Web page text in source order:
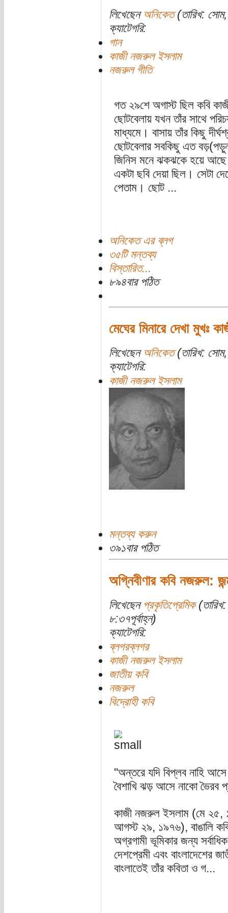
লিখেছেন অনিকেত(তারিখ:
ক্যাটেগরি:
গান
কাজী নজরুল ইসলাম
নজরুল গীতি
গত ২৯শে অগাস্ট ছিল কবি
ছোটবেলায় যখন তাঁর সাথে
মাধ্যমে। বাসায় তাঁর কিছু
ছোটবেলার সবকিছু এত
জিনিস মনে ঝকঝকে হয়ে
একটা ছবি দেয়া ছিল। সেটা
পেতাম। ছোট ...
অনিকেত এর ব্লগ
৩৫টি মন্তব্য
বিস্তারিত...
৮৯৪বার পঠিত
মেঘের মিনারে দেখা মুখঃ
লিখেছেন অনিকেত(তারিখ:
ক্যাটেগরি:
কাজী নজরুল ইসলাম
মন্তব্য করুন
৩৯১বার পঠিত
অগ্নিবীণার কবি নজরুল:
লিখেছেন প্রকৃতিপ্রেমিক
৮:৩৭পূর্বাহ্ন)
ক্যাটেগরি:
ব্লগরব্লগর
কাজী নজরুল ইসলাম
জাতীয় কবি
নজরুল
বিদ্রোহী কবি
"অন্তরে যদি বিপ্লব নাহি আসে
বৈশাখি ঝড় আসে নাকো ভৈরব
কাজী নজরুল ইসলাম (মে ২৫,
আগস্ট ২৯, ১৯৭৬), বাঙালি কবি,
অগ্রগামী ভূমিকার জন্য
দেশপ্রেমী এবং বাংলাদেশের
বাংলাতেই তাঁর কবিতা ও গ...